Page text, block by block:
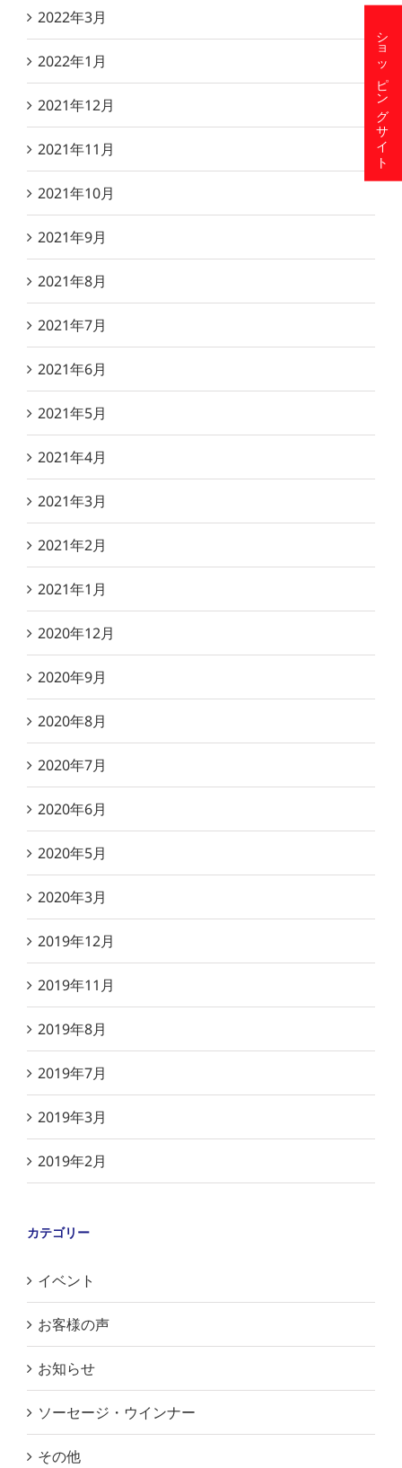
2022年3月
2022年1月
2021年12月
2021年11月
2021年10月
2021年9月
2021年8月
2021年7月
2021年6月
2021年5月
2021年4月
2021年3月
2021年2月
2021年1月
2020年12月
2020年9月
2020年8月
2020年7月
2020年6月
2020年5月
2020年3月
2019年12月
2019年11月
2019年8月
2019年7月
2019年3月
2019年2月
カテゴリー
イベント
お客様の声
お知らせ
ソーセージ・ウインナー
その他
ショッピングサイト